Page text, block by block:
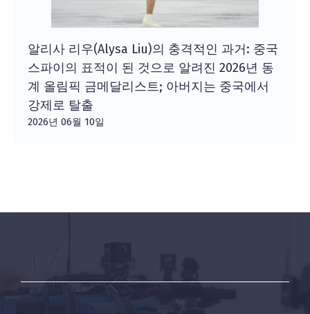
알리사 리우(Alysa Liu)의 충격적인 과거: 중국
스파이의 표적이 된 것으로 알려진 2026년 동
계 올림픽 금메달리스트; 아버지는 중국에서
강제로 탈출
2026년 06월 10일